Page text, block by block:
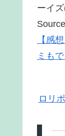
ーイ
【感
ミも
ロリ